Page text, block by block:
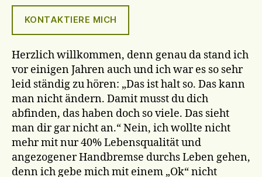
KONTAKTIERE MICH
Herzlich willkommen, denn genau da stand ich
vor einigen Jahren auch und ich war es so sehr
leid ständig zu hören: „Das ist halt so. Das kann
man nicht ändern. Damit musst du dich
abfinden, das haben doch so viele. Das sieht
man dir gar nicht an.“ Nein, ich wollte nicht
mehr mit nur 40% Lebensqualität und
angezogener Handbremse durchs Leben gehen,
denn ich gebe mich mit einem „Ok“ nicht